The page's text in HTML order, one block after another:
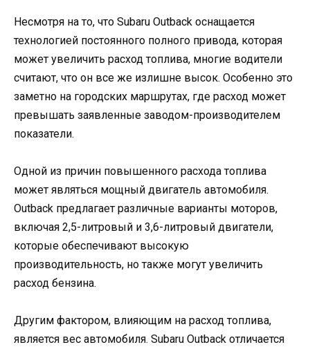
Несмотря на то, что Subaru Outback оснащается
технологией постоянного полного привода, которая
может увеличить расход топлива, многие водители
считают, что он все же излишне высок. Особенно это
заметно на городских маршрутах, где расход может
превышать заявленные заводом-производителем
показатели.
Одной из причин повышенного расхода топлива
может являться мощный двигатель автомобиля.
Outback предлагает различные варианты моторов,
включая 2,5-литровый и 3,6-литровый двигатели,
которые обеспечивают высокую
производительность, но также могут увеличить
расход бензина.
Другим фактором, влияющим на расход топлива,
является вес автомобиля. Subaru Outback отличается